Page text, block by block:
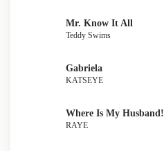
Mr. Know It All
Teddy Swims
Gabriela
KATSEYE
Where Is My Husband!
RAYE